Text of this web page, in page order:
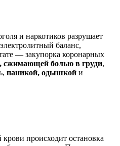
и наркотиков разрушает
баланс,
— закупорка коронарных
сжимающей болью в груди,
паникой, одышкой и
крови происходит остановка